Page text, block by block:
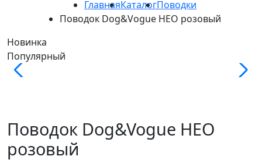
ГлавнаяКаталогПоводки
Поводок Dog&Vogue НЕО розовый
Новинка
Популярный
Поводок Dog&Vogue НЕО
розовый